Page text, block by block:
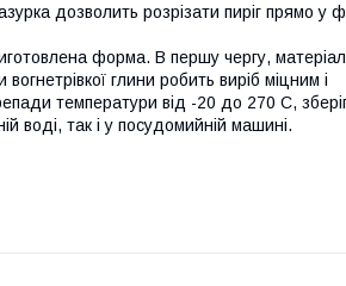
дозволить розрізати пиріг прямо у
форма. В першу чергу, матеріал
глини робить виріб міцним і
температури від -20 до 270 С,
воді, так і у посудомийній машині.